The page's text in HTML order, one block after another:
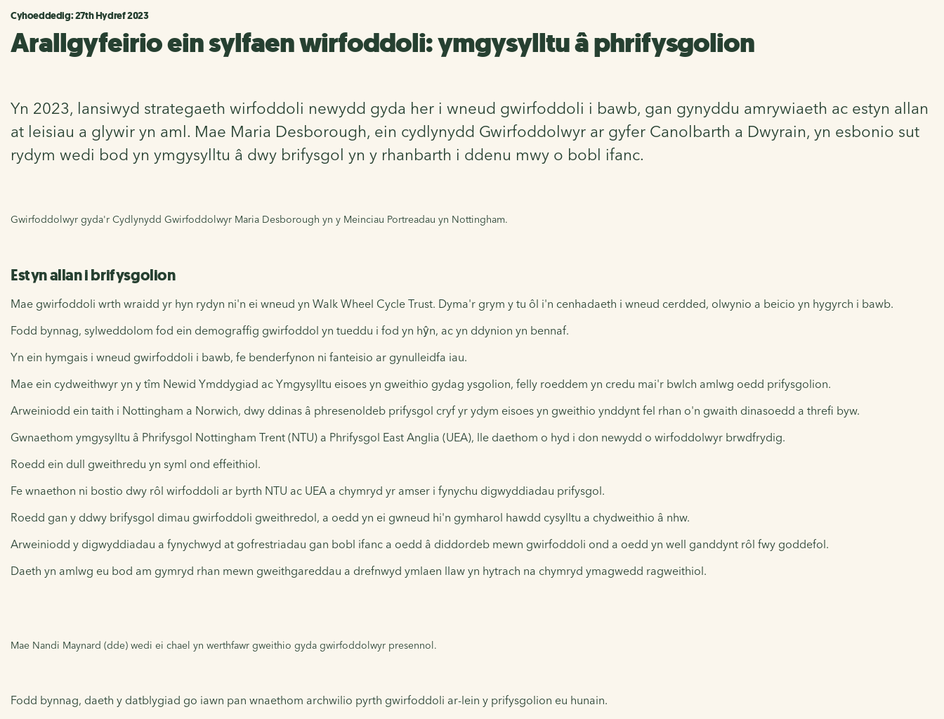
Cyhoeddedig: 27th Hydref 2023
Arallgyfeirio ein sylfaen wirfoddoli: ymgysylltu â phrifysgolion
Yn 2023, lansiwyd strategaeth wirfoddoli newydd gyda her i wneud gwirfoddoli i bawb, gan gynyddu amrywiaeth ac estyn allan
at leisiau a glywir yn aml. Mae Maria Desborough, ein cydlynydd Gwirfoddolwyr ar gyfer Canolbarth a Dwyrain, yn esbonio sut
rydym wedi bod yn ymgysylltu â dwy brifysgol yn y rhanbarth i ddenu mwy o bobl ifanc.
Gwirfoddolwyr gyda'r Cydlynydd Gwirfoddolwyr Maria Desborough yn y Meinciau Portreadau yn Nottingham.
Estyn allan i brifysgolion
Mae gwirfoddoli wrth wraidd yr hyn rydyn ni'n ei wneud yn Walk Wheel Cycle Trust. Dyma'r grym y tu ôl i'n cenhadaeth i wneud cerdded, olwynio a beicio yn hygyrch i bawb.
Fodd bynnag, sylweddolom fod ein demograffig gwirfoddol yn tueddu i fod yn hŷn, ac yn ddynion yn bennaf.
Yn ein hymgais i wneud gwirfoddoli i bawb, fe benderfynon ni fanteisio ar gynulleidfa iau.
Mae ein cydweithwyr yn y tîm Newid Ymddygiad ac Ymgysylltu eisoes yn gweithio gydag ysgolion, felly roeddem yn credu mai'r bwlch amlwg oedd prifysgolion.
Arweiniodd ein taith i Nottingham a Norwich, dwy ddinas â phresenoldeb prifysgol cryf yr ydym eisoes yn gweithio ynddynt fel rhan o'n gwaith dinasoedd a threfi byw.
Gwnaethom ymgysylltu â Phrifysgol Nottingham Trent (NTU) a Phrifysgol East Anglia (UEA), lle daethom o hyd i don newydd o wirfoddolwyr brwdfrydig.
Roedd ein dull gweithredu yn syml ond effeithiol.
Fe wnaethon ni bostio dwy rôl wirfoddoli ar byrth NTU ac UEA a chymryd yr amser i fynychu digwyddiadau prifysgol.
Roedd gan y ddwy brifysgol dimau gwirfoddoli gweithredol, a oedd yn ei gwneud hi'n gymharol hawdd cysylltu a chydweithio â nhw.
Arweiniodd y digwyddiadau a fynychwyd at gofrestriadau gan bobl ifanc a oedd â diddordeb mewn gwirfoddoli ond a oedd yn well ganddynt rôl fwy goddefol.
Daeth yn amlwg eu bod am gymryd rhan mewn gweithgareddau a drefnwyd ymlaen llaw yn hytrach na chymryd ymagwedd ragweithiol.
Mae Nandi Maynard (dde) wedi ei chael yn werthfawr gweithio gyda gwirfoddolwyr presennol.
Fodd bynnag, daeth y datblygiad go iawn pan wnaethom archwilio pyrth gwirfoddoli ar-lein y prifysgolion eu hunain.